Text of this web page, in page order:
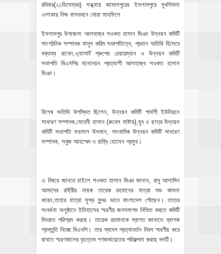
রবিবার(২১ডিসেম্বর) সন্ধ্যায় জামালপুরের ইসলামপুরে মুখশিমলা
এলাকায় নিজ বাসভবনে দোয়া মাহফিলে
ইসলামপুর উপজেলা আলহাজ্ব শওকত হাসান মিঞা উন্নয়ন কমিটি
সাংগঠনিক সম্পাদক মাসুদ করিম সভাপতিত্বে, প্রধান অতিথি হিসেবে
বক্তব্য রাখেন,এ্যাসার্ট গ্রুপের চেয়ারম্যান ও উন্নয়ন কমিটি
সভাপতি বিএনপির মনোনয়ন প্রত্যাশী আলহাজ্ব শওকত হাসান
মিঞা।
বিশেষ অতিথি উপস্থিত ছিলেন, উন্নয়ন কমিটি পার্থশী ইউনিয়নে
সাধারণ সম্পাদক,মেহেদী হাসান (রুবেল মাষ্টার),যুব ও ছাত্র উন্নয়ন
কমিটি সভাপতি ফয়সাল উসমান, সাংবাদিক উন্নয়ন কমিটি সাধারণ
সম্পাদক, সবুজ আহম্মেদ ও রাব্বি হোসেন প্রমুখ।
এ বিষয়ে জানতে চাইলে শওকত হাসান মিঞা জানান, রাবু আলামিন
আমাদের রাষ্ট্রীয় নায়ক তারেক রহমানের যাত্রা শুভ কামনা
করেন,তাহার যাত্রা সুস্থ সুন্দর ভাবে বাংলাদেশ পৌছেন। তাহার
সংবর্ধনা অনুষ্ঠানে ইতিহাসের স্মরণীয় জনসমাগম নিশ্চিত করতে কমিটি
দিনরাত পরিশ্রম করছে। তারেক রহমানকে স্বাগত জানাতে ব্যাপক
প্রস্তুতি নিচ্ছে বিএনপি। তার স্বদেশ প্রত্যাবর্তন দিবস স্মরণীয় করে
রাখতে স্মরণকালের বৃহত্তম গণজমায়েতের পরিকল্পনা করছে দলটি।